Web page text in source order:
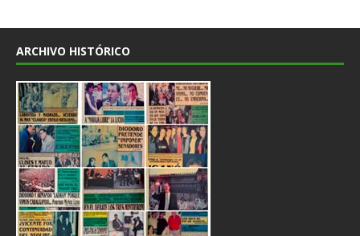
ARCHIVO HISTÓRICO